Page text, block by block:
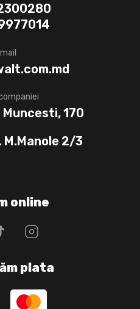
Muncesti, 170
M.Manole 2/3
online
plata